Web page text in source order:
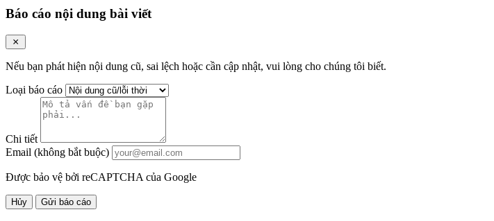
Báo cáo nội dung bài viết
Nếu bạn phát hiện nội dung cũ, sai lệch hoặc cần cập nhật, vui lòng cho chúng tôi biết.
Loại báo cáo
Chi tiết
Email (không bắt buộc)
Được bảo vệ bởi reCAPTCHA của Google
Hủy Gửi báo cáo